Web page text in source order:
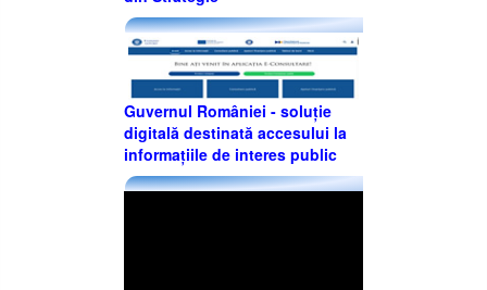
Guvernul României - soluție
digitală destinată accesului la
informațiile de interes public